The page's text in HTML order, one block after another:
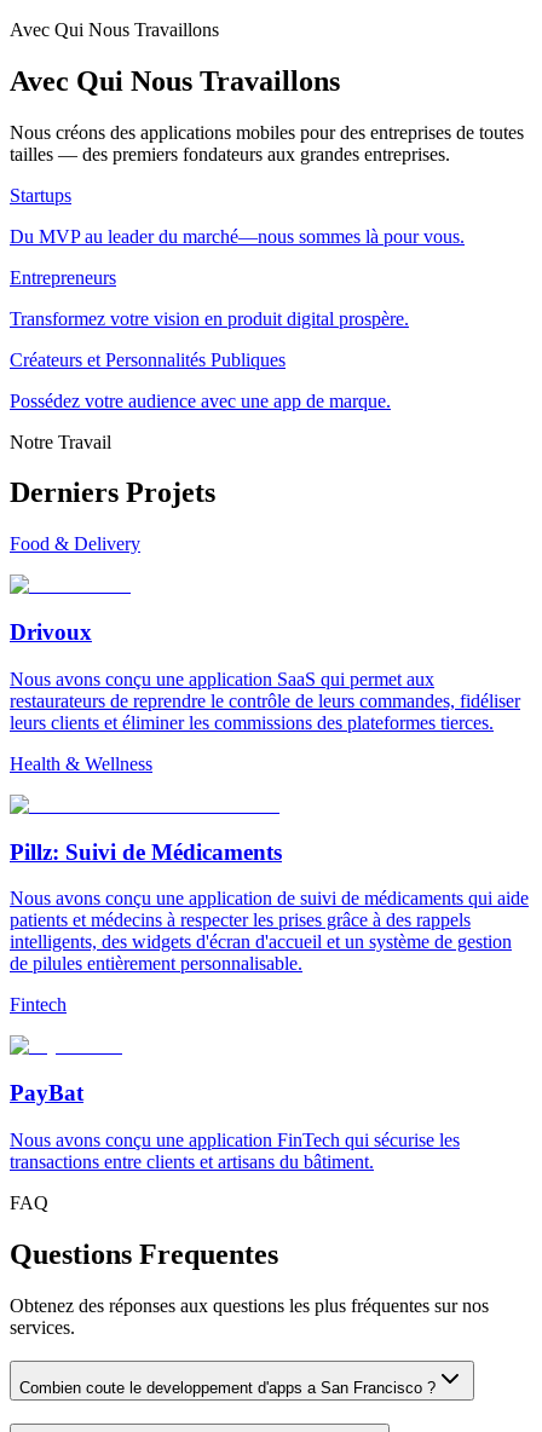
Avec Qui Nous Travaillons
Avec Qui Nous Travaillons
Nous créons des applications mobiles pour des entreprises de toutes
tailles — des premiers fondateurs aux grandes entreprises.
Startups
Du MVP au leader du marché—nous sommes là pour vous.
Entrepreneurs
Transformez votre vision en produit digital prospère.
Créateurs et Personnalités Publiques
Possédez votre audience avec une app de marque.
Notre Travail
Derniers Projets
Food & Delivery
Drivoux
Nous avons conçu une application SaaS qui permet aux
restaurateurs de reprendre le contrôle de leurs commandes, fidéliser
leurs clients et éliminer les commissions des plateformes tierces.
Health & Wellness
Pillz: Suivi de Médicaments
Nous avons conçu une application de suivi de médicaments qui aide
patients et médecins à respecter les prises grâce à des rappels
intelligents, des widgets d'écran d'accueil et un système de gestion
de pilules entièrement personnalisable.
Fintech
PayBat
Nous avons conçu une application FinTech qui sécurise les
transactions entre clients et artisans du bâtiment.
FAQ
Questions Frequentes
Obtenez des réponses aux questions les plus fréquentes sur nos
services.
Combien coute le developpement d'apps a San Francisco ?